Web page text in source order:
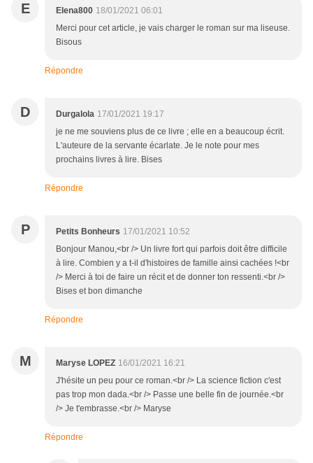
E Elena800 18/01/2021 06:01
Merci pour cet article, je vais charger le roman sur ma liseuse.
Bisous
Répondre
D Durgalola 17/01/2021 19:17
je ne me souviens plus de ce livre ; elle en a beaucoup écrit.
L'auteure de la servante écarlate. Je le note pour mes
prochains livres à lire. Bises
Répondre
P Petits Bonheurs 17/01/2021 10:52
Bonjour Manou,<br /> Un livre fort qui parfois doit être difficile
à lire. Combien y a t-il d'histoires de famille ainsi cachées !<br
/> Merci à toi de faire un récit et de donner ton ressenti.<br />
Bises et bon dimanche
Répondre
M Maryse LOPEZ 16/01/2021 16:21
J'hésite un peu pour ce roman.<br /> La science fiction c'est
pas trop mon dada.<br /> Passe une belle fin de journée.<br
/> Je t'embrasse.<br /> Maryse
Répondre